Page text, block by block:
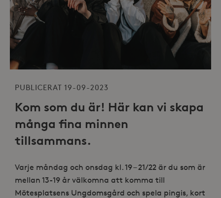
PUBLICERAT 19-09-2023
Kom som du är! Här kan vi skapa
många fina minnen
tillsammans.
Varje måndag och onsdag kl. 19 – 21/22 är du som är
mellan 13-19 år välkomna att komma till
Mötesplatsens Ungdomsgård och spela pingis, kort